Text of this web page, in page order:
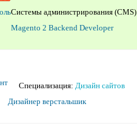
Системы администрирования (CMS)
Magento 2 Backend Developer
Специализация: Дизайн сайтов
Дизайнер верстальшик